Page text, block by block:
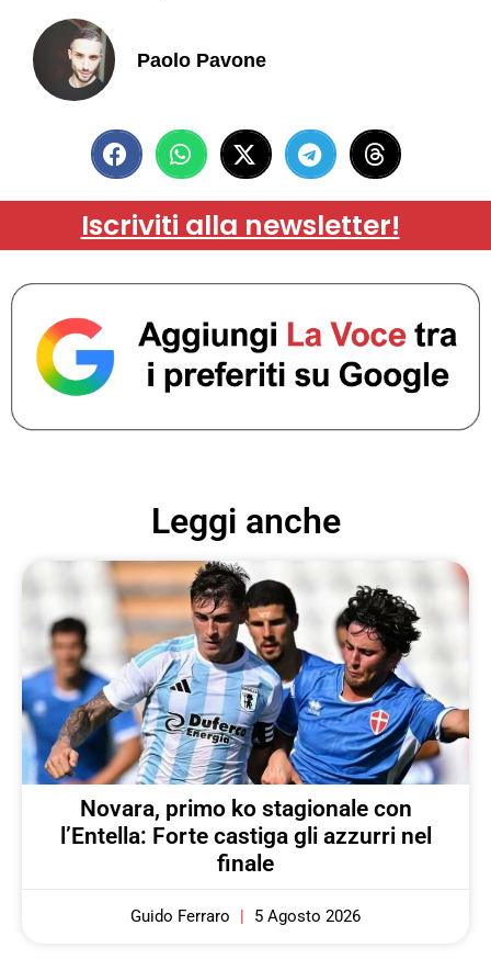
Paolo Pavone
Iscriviti alla newsletter!
Leggi anche
Novara, primo ko stagionale con
l’Entella: Forte castiga gli azzurri nel
finale
Guido Ferraro 5 Agosto 2026